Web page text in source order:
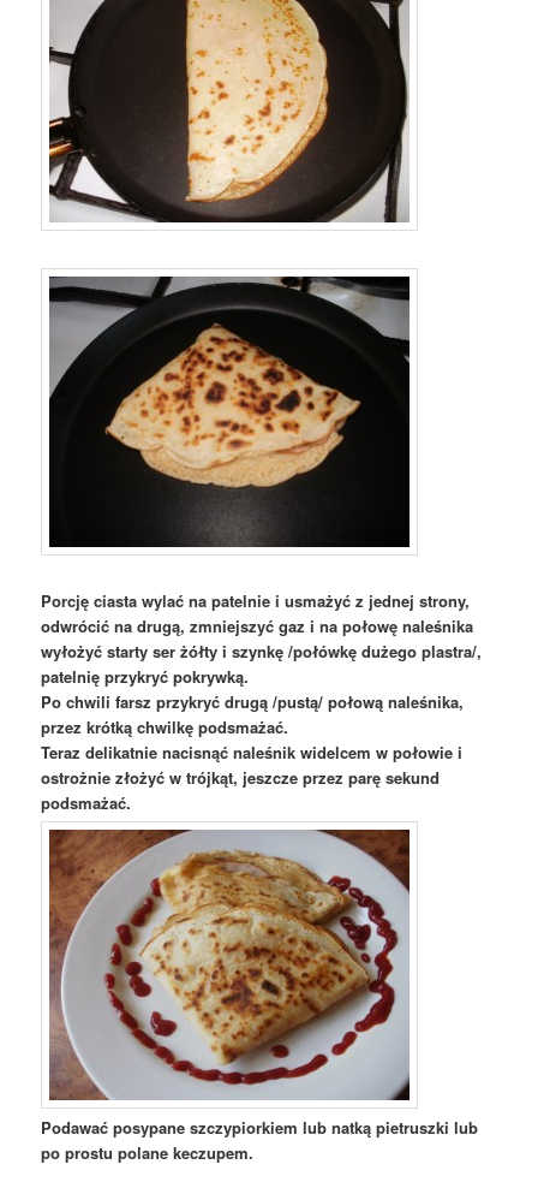
Porcję ciasta wylać na patelnie i usmażyć z jednej strony,
odwrócić na drugą, zmniejszyć gaz i na połowę naleśnika
wyłożyć starty ser żółty i szynkę /połówkę dużego plastra/,
patelnię przykryć pokrywką.
Po chwili farsz przykryć drugą /pustą/połową naleśnika,
przez krótką chwilkę podsmażać.
Teraz delikatnie nacisnąć naleśnik widelcem w połowie i
ostrożnie złożyć w trójkąt, jeszcze przez parę sekund
podsmażać.
Podawać posypane szczypiorkiem lub natką pietruszki lub
po prostu polane keczupem.